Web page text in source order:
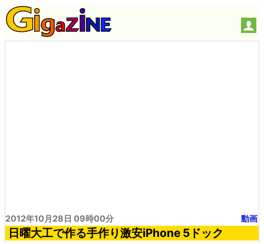
2012年10月28日 09時00分 動画
日曜大工で作る手作り激安iPhone 5ドック